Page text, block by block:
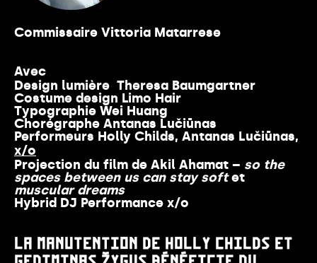
Commissaire Vittoria Matarrese
Avec
Design lumière Theresa Baumgartner
Costume design Limo Hair
Typographie Wei Huang
Chorégraphe Antanas Lučiūnas
Performeurs Holly Childs, Antanas Lučiūnas,
x/o
Projection du film de Akil Ahamat – so the
spaces between us can stay softet
muscular dreams
Hybrid DJ Performance x/o
LA MANUTENTION DE HOLLY CHILDS ET
GEDIMINAS ŽYGUS BÉNÉFICIE DU